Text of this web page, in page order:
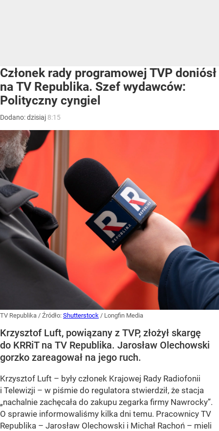
Członek rady programowej TVP doniósł
na TV Republika. Szef wydawców:
Polityczny cyngiel
Dodano:dzisiaj 8:15
TV Republika / Źródło: Shutterstock / Longfin Media
Krzysztof Luft, powiązany z TVP, złożył skargę
do KRRiT na TV Republika. Jarosław Olechowski
gorzko zareagował na jego ruch.
Krzysztof Luft – były członek Krajowej Rady Radiofonii
i Telewizji – w piśmie do regulatora stwierdził, że stacja
„nachalnie zachęcała do zakupu zegarka firmy Nawrocky”.
O sprawie informowaliśmy kilka dni temu. Pracownicy TV
Republika – Jarosław Olechowski i Michał Rachoń – mieli